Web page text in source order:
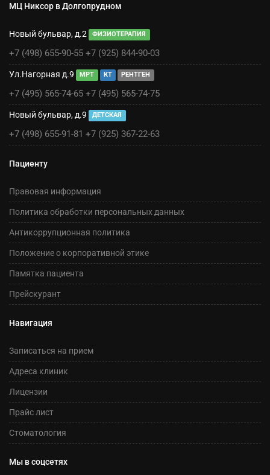
МЦ Никсор в Долгопрудном
Новый бульвар, д.2 ФИЗИОТЕРАПИЯ
+7 (498) 655-90-55 +7 (925) 844-90-03
Ул.Нагорная д.9 МРТ КТ РЕНТГЕН
+7 (495) 565-74-65 +7 (495) 565-74-75
Новый бульвар, д.9 ДЕТСКАЯ
+7 (498) 655-91-81 +7 (925) 367-22-63
Пациенту
Правовая информация
Политика обработки персональных данных
Антикоррупционная политика
Положение о корпоративной этике
Памятка пациента
Прейскурант
Навигация
Записаться на прием
Адреса клиник
Лицензии
Прайс лист
Стоматология
Мы в соцсетях